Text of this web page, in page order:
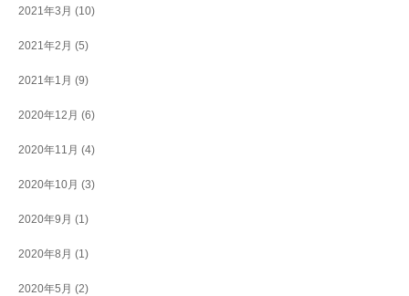
2021年3月 (10)
2021年2月 (5)
2021年1月 (9)
2020年12月 (6)
2020年11月 (4)
2020年10月 (3)
2020年9月 (1)
2020年8月 (1)
2020年5月 (2)